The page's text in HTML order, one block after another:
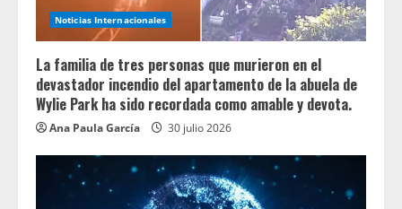
Noticias Internacionales
La familia de tres personas que murieron en el
devastador incendio del apartamento de la abuela de
Wylie Park ha sido recordada como amable y devota.
Ana Paula García 30 julio 2026